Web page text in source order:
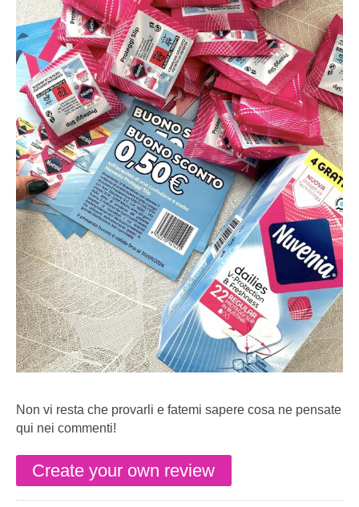
Non vi resta che provarli e fatemi sapere cosa ne pensate
qui nei commenti!
Create your own review